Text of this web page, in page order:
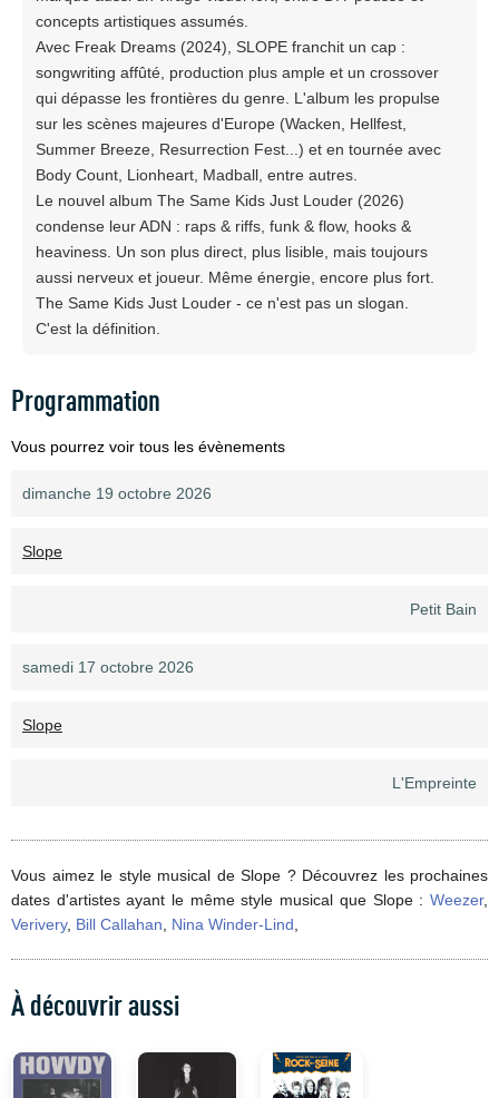
concepts artistiques assumés.
Avec Freak Dreams (2024), SLOPE franchit un cap :
songwriting affûté, production plus ample et un crossover
qui dépasse les frontières du genre. L'album les propulse
sur les scènes majeures d'Europe (Wacken, Hellfest,
Summer Breeze, Resurrection Fest...) et en tournée avec
Body Count, Lionheart, Madball, entre autres.
Le nouvel album The Same Kids Just Louder (2026)
condense leur ADN : raps & riffs, funk & flow, hooks &
heaviness. Un son plus direct, plus lisible, mais toujours
aussi nerveux et joueur. Même énergie, encore plus fort.
The Same Kids Just Louder - ce n'est pas un slogan.
C'est la définition.
Programmation
Vous pourrez voir tous les évènements
dimanche 19 octobre 2026
Slope
Petit Bain
samedi 17 octobre 2026
Slope
L'Empreinte
Vous aimez le style musical de Slope ? Découvrez les prochaines
dates d'artistes ayant le même style musical que Slope : Weezer,
Verivery, Bill Callahan, Nina Winder-Lind,
À découvrir aussi